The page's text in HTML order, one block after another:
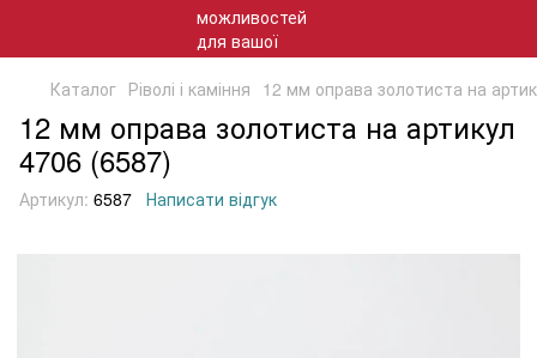
Каталог Ріволі і каміння 12 мм оправа золотиста на
12 мм оправа золотиста на артикул
4706 (6587)
Артикул: 6587 Написати відгук